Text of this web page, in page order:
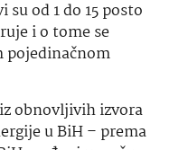
od 1 do 15 posto
i o tome se
pojedinačnom
obnovljivih izvora
u BiH – prema